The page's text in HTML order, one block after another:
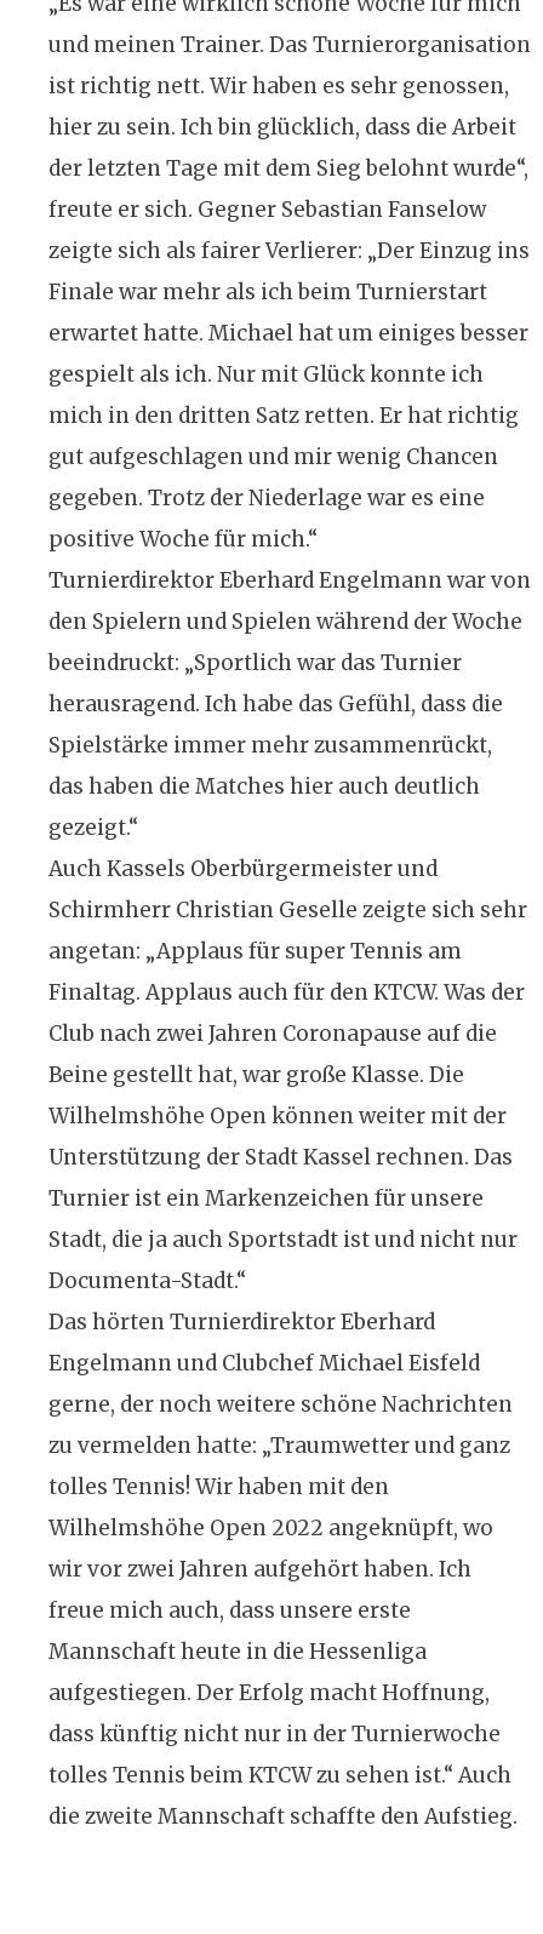
und meinen Trainer. Das Turnierorganisation
ist richtig nett. Wir haben es sehr genossen,
hier zu sein. Ich bin glücklich, dass die Arbeit
der letzten Tage mit dem Sieg belohnt wurde“,
freute er sich. Gegner Sebastian Fanselow
zeigte sich als fairer Verlierer: „Der Einzug ins
Finale war mehr als ich beim Turnierstart
erwartet hatte. Michael hat um einiges besser
gespielt als ich. Nur mit Glück konnte ich
mich in den dritten Satz retten. Er hat richtig
gut aufgeschlagen und mir wenig Chancen
gegeben. Trotz der Niederlage war es eine
positive Woche für mich.“
Turnierdirektor Eberhard Engelmann war von
den Spielern und Spielen während der Woche
beeindruckt: „Sportlich war das Turnier
herausragend. Ich habe das Gefühl, dass die
Spielstärke immer mehr zusammenrückt,
das haben die Matches hier auch deutlich
gezeigt.“
Auch Kassels Oberbürgermeister und
Schirmherr Christian Geselle zeigte sich sehr
angetan: „Applaus für super Tennis am
Finaltag. Applaus auch für den KTCW. Was der
Club nach zwei Jahren Coronapause auf die
Beine gestellt hat, war große Klasse. Die
Wilhelmshöhe Open können weiter mit der
Unterstützung der Stadt Kassel rechnen. Das
Turnier ist ein Markenzeichen für unsere
Stadt, die ja auch Sportstadt ist und nicht nur
Documenta-Stadt.“
Das hörten Turnierdirektor Eberhard
Engelmann und Clubchef Michael Eisfeld
gerne, der noch weitere schöne Nachrichten
zu vermelden hatte: „Traumwetter und ganz
tolles Tennis! Wir haben mit den
Wilhelmshöhe Open 2022 angeknüpft, wo
wir vor zwei Jahren aufgehört haben. Ich
freue mich auch, dass unsere erste
Mannschaft heute in die Hessenliga
aufgestiegen. Der Erfolg macht Hoffnung,
dass künftig nicht nur in der Turnierwoche
tolles Tennis beim KTCW zu sehen ist.“ Auch
die zweite Mannschaft schaffte den Aufstieg.